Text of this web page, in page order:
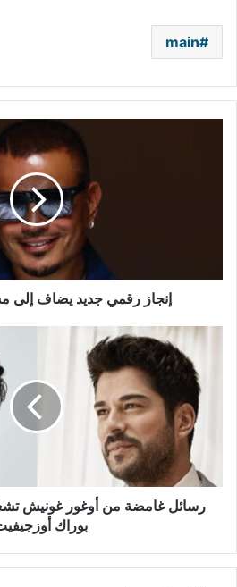
main
إنجاز رقمي جديد يضاف إلى
رسائل
أوغور
غونيش
تشعل
التكهنات..
يقصد
بوراكرسائل غامضة من أوغور غونيش
بوراك